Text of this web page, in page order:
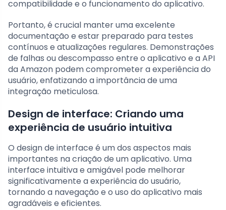
compatibilidade e o funcionamento do aplicativo.
Portanto, é crucial manter uma excelente
documentação e estar preparado para testes
contínuos e atualizações regulares. Demonstrações
de falhas ou descompasso entre o aplicativo e a API
da Amazon podem comprometer a experiência do
usuário, enfatizando a importância de uma
integração meticulosa.
Design de interface: Criando uma
experiência de usuário intuitiva
O design de interface é um dos aspectos mais
importantes na criação de um aplicativo. Uma
interface intuitiva e amigável pode melhorar
significativamente a experiência do usuário,
tornando a navegação e o uso do aplicativo mais
agradáveis e eficientes.